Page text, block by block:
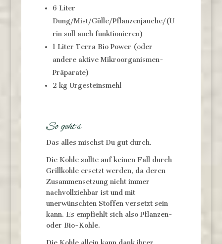
6 Liter
Dung/Mist/Gülle/Pflanzenjauche/(U
rin soll auch funktionieren)
1 Liter Terra Bio Power (oder
andere aktive Mikroorganismen-
Präparate)
2 kg Urgesteinsmehl
So geht’s
Das alles mischst Du gut durch.
Die Kohle sollte auf keinen Fall durch
Grillkohle ersetzt werden, da deren
Zusammensetzung nicht immer
nachvollziehbar ist und mit
unerwünschten Stoffen versetzt sein
kann. Es empfiehlt sich also Pflanzen-
oder Bio-Kohle.